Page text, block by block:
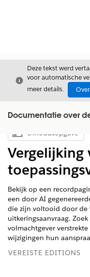
Sluiten
Deze tekst werd
voor automatische
meer details.
Documentatie over
Inhoudsopgave
Inhoudsopgave
Vergelijking
Bekijk op een
een door AI
die zijn voltooid door de
uitkeringsaanvraag.
volmachtgever
wijzigingen hun
VEREISTE EDITIONS